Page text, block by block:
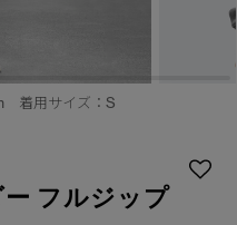
着用サイズ：S
ー フルジップ